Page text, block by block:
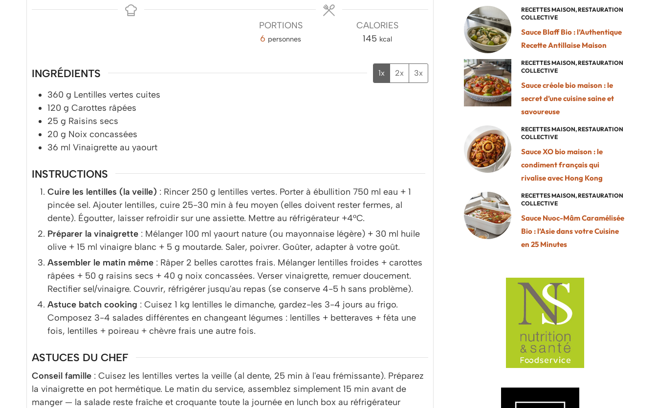
PORTIONS
6 personnes
CALORIES
145 kcal
INGRÉDIENTS 1x 2x 3x
360 g Lentilles vertes cuites
120 g Carottes râpées
25 g Raisins secs
20 g Noix concassées
36 ml Vinaigrette au yaourt
INSTRUCTIONS
Cuire les lentilles (la veille) : Rincer 250 g lentilles vertes. Porter à ébullition 750 ml eau + 1
pincée sel. Ajouter lentilles, cuire 25-30 min à feu moyen (elles doivent rester fermes, al
dente). Égoutter, laisser refroidir sur une assiette. Mettre au réfrigérateur +4°C.
Préparer la vinaigrette : Mélanger 100 ml yaourt nature (ou mayonnaise légère) + 30 ml huile
olive + 15 ml vinaigre blanc + 5 g moutarde. Saler, poivrer. Goûter, adapter à votre goût.
Assembler le matin même : Râper 2 belles carottes frais. Mélanger lentilles froides + carottes
râpées + 50 g raisins secs + 40 g noix concassées. Verser vinaigrette, remuer doucement.
Rectifier sel/vinaigre. Couvrir, réfrigérer jusqu'au repas (se conserve 4-5 h sans problème).
Astuce batch cooking : Cuisez 1 kg lentilles le dimanche, gardez-les 3-4 jours au frigo.
Composez 3-4 salades différentes en changeant légumes : lentilles + betteraves + féta une
fois, lentilles + poireau + chèvre frais une autre fois.
ASTUCES DU CHEF
Conseil famille : Cuisez les lentilles vertes la veille (al dente, 25 min à l'eau frémissante). Préparez
la vinaigrette en pot hermétique. Le matin du service, assemblez simplement 15 min avant de
manger — la salade reste fraîche et croquante toute la journée en lunch box au réfrigérateur
RECETTES MAISON,RESTAURATION
COLLECTIVE
Sauce Blaff Bio : l’Authentique
Recette Antillaise Maison
RECETTES MAISON,RESTAURATION
COLLECTIVE
Sauce créole bio maison : le
secret d’une cuisine saine et
savoureuse
RECETTES MAISON,RESTAURATION
COLLECTIVE
Sauce XO bio maison : le
condiment français qui
rivalise avec Hong Kong
RECETTES MAISON,RESTAURATION
COLLECTIVE
Sauce Nuoc-Mâm Caramélisée
Bio : l’Asie dans votre Cuisine
en 25 Minutes